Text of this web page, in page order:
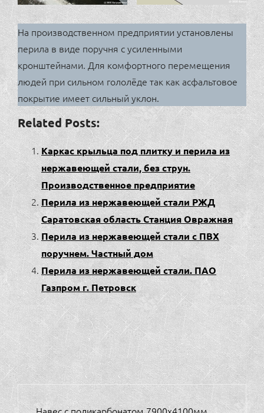
На производственном предприятии установлены
перила в виде поручня с усиленными
кронштейнами. Для комфортного перемещения
людей при сильном гололёде так как асфальтовое
покрытие имеет сильный уклон.
Related Posts:
Каркас крыльца под плитку и перила из
нержавеющей стали, без струн.
Производственное предприятие
Перила из нержавеющей стали РЖД
Саратовская область Станция Овражная
Перила из нержавеющей стали с ПВХ
поручнем. Частный дом
Перила из нержавеющей стали. ПАО
Газпром г. Петровск
НАВИГАЦИЯ